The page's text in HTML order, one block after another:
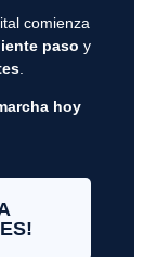
comienza
paso y
.
hoy